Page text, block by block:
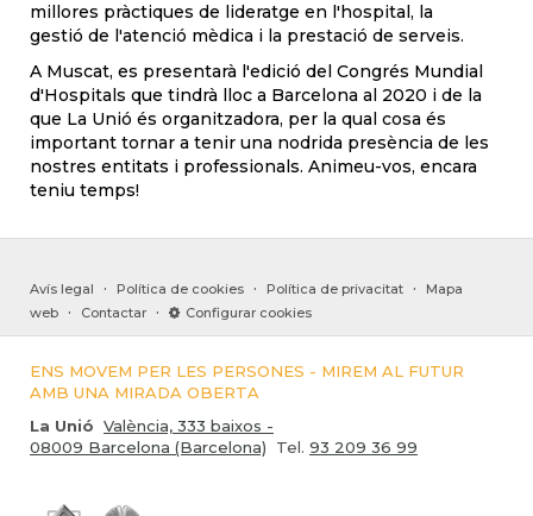
millores pràctiques de lideratge en l'hospital, la
gestió de l'atenció mèdica i la prestació de serveis.
A Muscat, es presentarà l'edició del Congrés Mundial
d'Hospitals que tindrà lloc a Barcelona al 2020 i de la
que La Unió és organitzadora, per la qual cosa és
important tornar a tenir una nodrida presència de les
nostres entitats i professionals. Animeu-vos, encara
teniu temps!
Avís legal · Política de cookies · Política de privacitat ·
Mapa
web
· Contactar · Configurar cookies
ENS MOVEM PER LES PERSONES - MIREM AL FUTUR
AMB UNA MIRADA OBERTA
La Unió València, 333 baixos -
08009 Barcelona (Barcelona) Tel. 93 209 36 99